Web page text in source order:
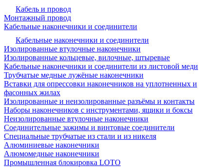
Кабель и провод
Монтажный провод
Кабельные наконечники и соединители
Кабельные наконечники и соединители
Изолированные втулочные наконечники
Изолированные кольцевые, вилочные, штыревые
Кабельные наконечники и соединители из листовой меди
Трубчатые медные лужёные наконечники
Вставки для опрессовки наконечников на уплотненных и
фасонных жилах
Изолированные и неизолированные разъёмы и контакты
Наборы наконечников с инструментами, ящики и боксы
Неизолированные втулочные наконечники
Соединительные зажимы и винтовые соединители
Специальные трубчатые из стали и из никеля
Алюминиевые наконечники
Алюмомедные наконечники
Промышленная блокировка LOTO